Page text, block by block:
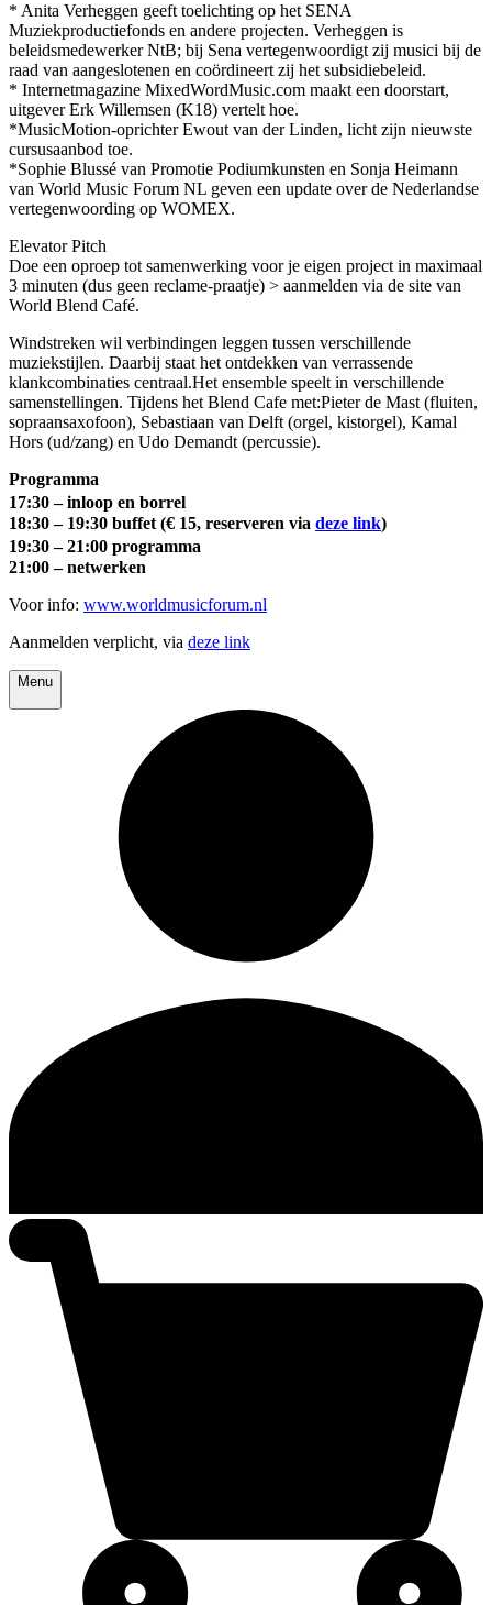
* Anita Verheggen geeft toelichting op het SENA
Muziekproductiefonds en andere projecten. Verheggen is
beleidsmedewerker NtB; bij Sena vertegenwoordigt zij musici bij de
raad van aangeslotenen en coördineert zij het subsidiebeleid.
* Internetmagazine MixedWordMusic.com maakt een doorstart,
uitgever Erk Willemsen (K18) vertelt hoe.
*MusicMotion-oprichter Ewout van der Linden, licht zijn nieuwste
cursusaanbod toe.
*Sophie Blussé van Promotie Podiumkunsten en Sonja Heimann
van World Music Forum NL geven een update over de Nederlandse
vertegenwoording op WOMEX.
Elevator Pitch
Doe een oproep tot samenwerking voor je eigen project in maximaal
3 minuten (dus geen reclame-praatje) > aanmelden via de site van
World Blend Café.
Windstreken wil verbindingen leggen tussen verschillende
muziekstijlen. Daarbij staat het ontdekken van verrassende
klankcombinaties centraal.Het ensemble speelt in verschillende
samenstellingen. Tijdens het Blend Cafe met:Pieter de Mast (fluiten,
sopraansaxofoon), Sebastiaan van Delft (orgel, kistorgel), Kamal
Hors (ud/zang) en Udo Demandt (percussie).
Programma
17:30 – inloop en borrel
18:30 – 19:30 buffet (€ 15, reserveren via deze link)
19:30 – 21:00 programma
21:00 – netwerken
Voor info: www.worldmusicforum.nl
Aanmelden verplicht, via deze link
Menu